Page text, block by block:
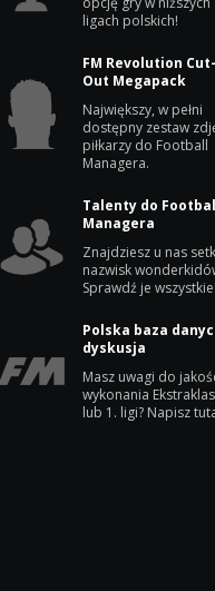
ligach polskich!
FM Revolution
Out Megapack
Największy, w pełni
dostępny zestaw
piłkarzy do Football
Managera.
Talenty do
Managera
Znajdziesz u nas
nazwisk
Sprawdź je
Polska baza
dyskusja
Masz uwagi do
wykonania
lub 1. ligi? Napisz